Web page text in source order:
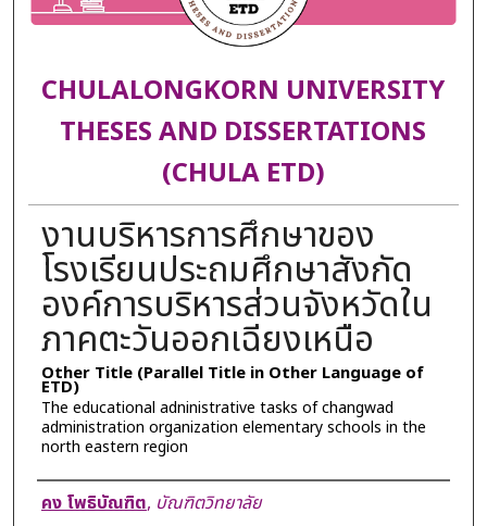
CHULALONGKORN UNIVERSITY
THESES AND DISSERTATIONS
(CHULA ETD)
งานบริหารการศึกษาของ
โรงเรียนประถมศึกษาสังกัด
องค์การบริหารส่วนจังหวัดใน
ภาคตะวันออกเฉียงเหนือ
Other Title (Parallel Title in Other Language of
ETD)
The educational adninistrative tasks of changwad
administration organization elementary schools in the
north eastern region
Author
คง โพธิบัณฑิต, บัณฑิตวิทยาลัย